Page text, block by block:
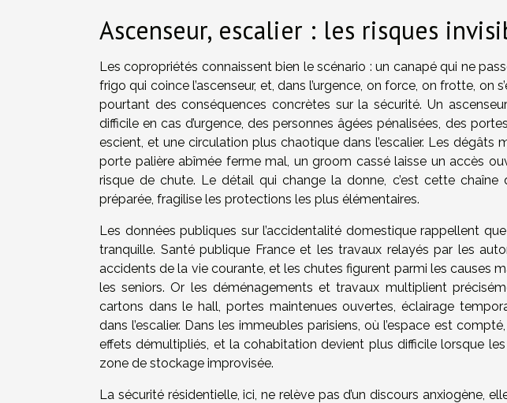
Ascenseur, escalier : les risques
Les copropriétés connaissent bien le scénario : un canapé qui ne
frigo qui coince l’ascenseur, et, dans l’urgence, on force, on frotte, on
pourtant des conséquences concrètes sur la sécurité. Un
difficile en cas d’urgence, des personnes âgées pénalisées, des
escient, et une circulation plus chaotique dans l’escalier. Les dégâts
porte palière abîmée ferme mal, un groom cassé laisse un accès
risque de chute. Le détail qui change la donne, c’est cette chaîne
préparée, fragilise les protections les plus élémentaires.
Les données publiques sur l’accidentalité domestique rappellent
tranquille. Santé publique France et les travaux relayés par les
accidents de la vie courante, et les chutes figurent parmi les causes
les seniors. Or les déménagements et travaux multiplient
cartons dans le hall, portes maintenues ouvertes, éclairage
dans l’escalier. Dans les immeubles parisiens, où l’espace est
effets démultipliés, et la cohabitation devient plus difficile lorsque
zone de stockage improvisée.
La sécurité résidentielle, ici, ne relève pas d’un discours anxiogène,